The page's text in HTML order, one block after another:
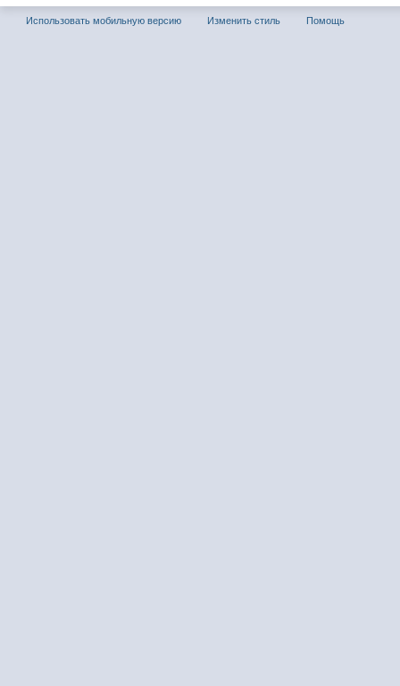
Использовать мобильную версию Изменить стиль Помощь